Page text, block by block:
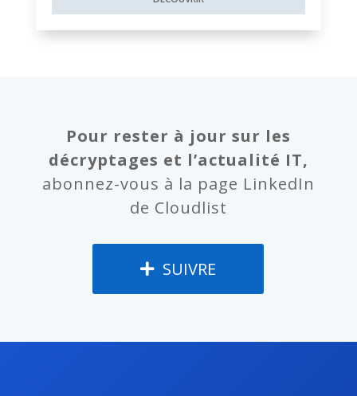
Pour rester à jour sur les
décryptages et l’actualité IT,
abonnez-vous à la page LinkedIn
de Cloudlist
SUIVRE